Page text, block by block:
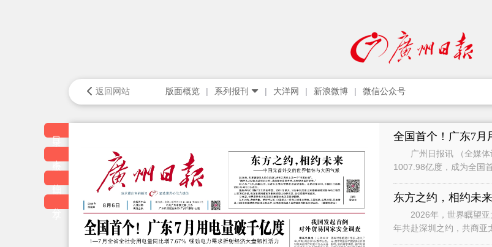
返回网站 版面概览 系列报刊 大洋网 新浪微博 微信公众号
全国首个！广东7月
广州日报讯 （全媒体
1007.98亿度，成为全国
东方之约，相约未来
2026年，世界瞩望亚太经合
年共赴深圳之约，共商亚太发展大计